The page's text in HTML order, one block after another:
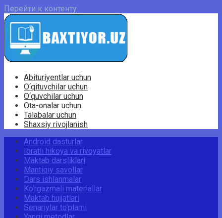
Перейти к контенту
Abituriyentlar uchun
O‘qituvchilar uchun
O‘quvchilar uchun
Ota-onalar uchun
Talabalar uchun
Shaxsiy rivojlanish
Android dasturlar
Ibratli hikoya va rivoyatlar
Maktab darsliklari
Mantiqiy savollar
Dars ishlanmalar
Ko‘rgazmali materiallar
Maktab hujjatlari
Senariylar to‘plami